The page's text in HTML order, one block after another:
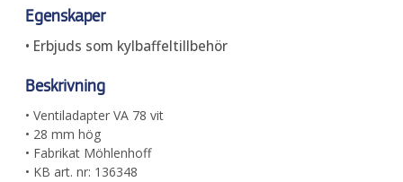
Egenskaper
• Erbjuds som kylbaffeltillbehör
Beskrivning
• Ventiladapter VA 78 vit
• 28 mm hög
• Fabrikat Möhlenhoff
• KB art. nr: 136348